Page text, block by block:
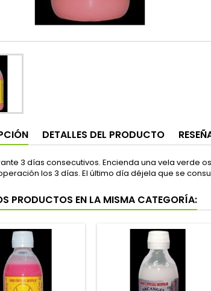
DETALLES DEL PRODUCTO
3 días consecutivos. Encienda una vela verde
los 3 días. El último día déjela que se
PRODUCTOS EN LA MISMA CATEGORÍA: